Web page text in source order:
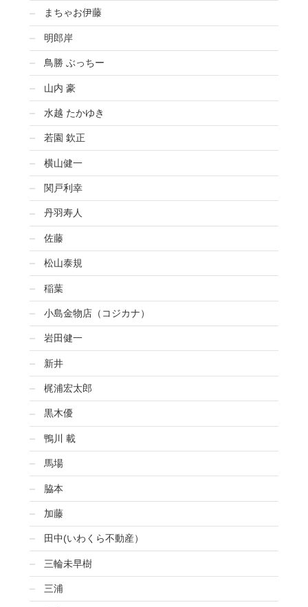
まちゃお伊藤
明郎岸
鳥勝 ぶっちー
山内 豪
水越 たかゆき
若園 欽正
横山健一
関戸利幸
丹羽寿人
佐藤
松山泰規
稲葉
小島金物店（コジカナ）
岩田健一
新井
梶浦宏太郎
黒木優
鴨川 載
馬場
脇本
加藤
田中(いわくら不動産）
三輪未早樹
三浦